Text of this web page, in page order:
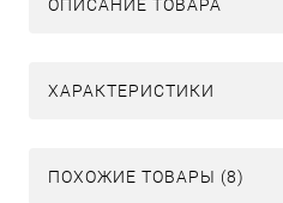
ОПИСАНИЕ ТОВАРА
ХАРАКТЕРИСТИКИ
ПОХОЖИЕ ТОВАРЫ (8)